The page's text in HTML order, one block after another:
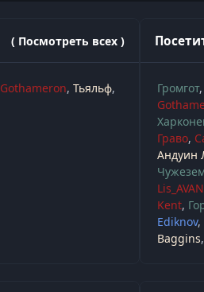
( Посмотреть всех )
Gothameron Тьяльф
Громгот
Граво
Андуин
Kent
Ediknov
Baggins